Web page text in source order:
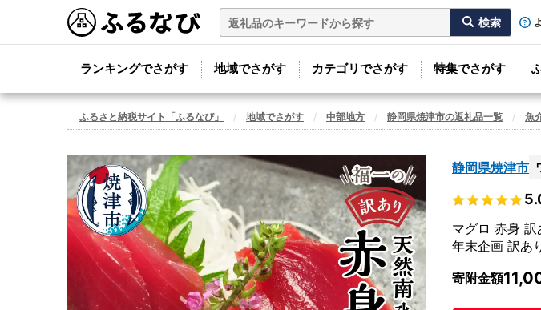
ランキングでさがす 地域でさがす カテゴリでさがす 特集でさがす
ふるさと納税サイト「ふるなび」 地域でさがす 中部地方 静岡県焼津市の返礼品一覧 魚
静岡県焼津市
マグロ 赤身
年末企画 訳あ
寄附金額